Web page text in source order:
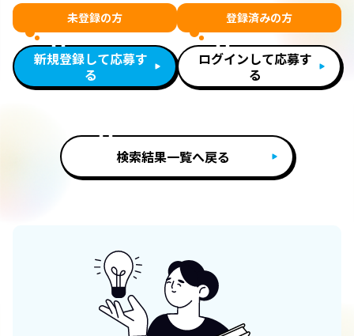
未登録の方
新規登録して応募す
る
登録済みの方
ログインして応募す
る
検索結果一覧へ戻る